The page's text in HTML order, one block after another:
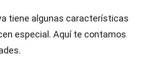
tiene algunas características
especial. Aquí te contamos